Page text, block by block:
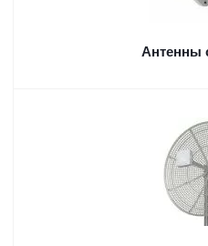
Антенны